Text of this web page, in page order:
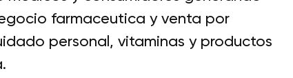
farmaceutica y venta por
personal, vitaminas y productos